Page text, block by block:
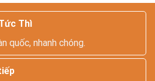
Thì
quốc, nhanh chóng.